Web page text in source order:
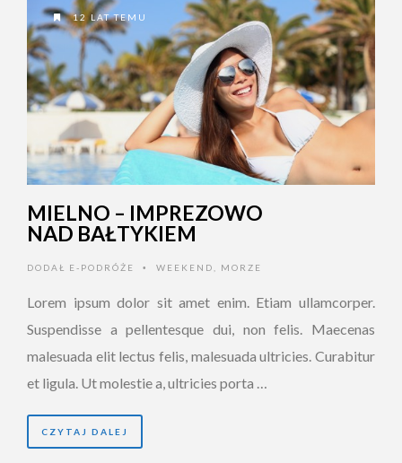
12 LAT TEMU
MIELNO – IMPREZOWO
NAD BAŁTYKIEM
DODAŁ E-PODRÓŻE • WEEKEND MORZE
Lorem ipsum dolor sit amet enim. Etiam ullamcorper.
Suspendisse a pellentesque dui, non felis. Maecenas
malesuada elit lectus felis, malesuada ultricies. Curabitur
et ligula. Ut molestie a, ultricies porta …
CZYTAJ DALEJ